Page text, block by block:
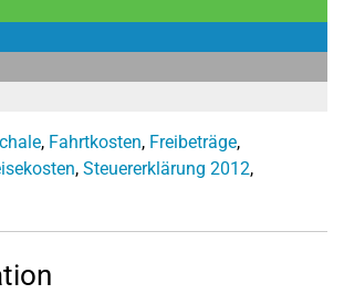
, Fahrtkosten, Freibeträge,
, Steuererklärung 2012,